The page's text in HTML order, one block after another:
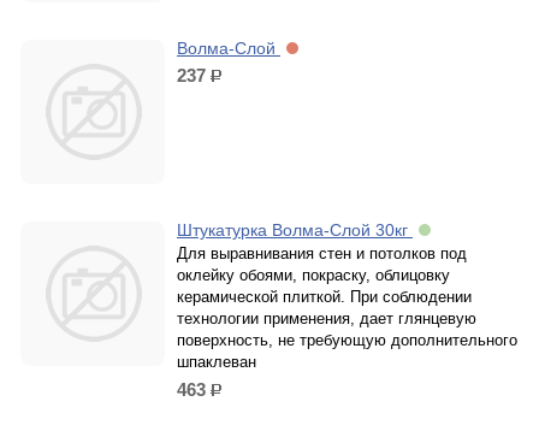
Волма-Слой
237 р.
Штукатурка Волма-Слой 30кг
Для выравнивания стен и потолков под
оклейку обоями, покраску, облицовку
керамической плиткой. При соблюдении
технологии применения, дает глянцевую
поверхность, не требующую дополнительного
шпаклеван
463 р.